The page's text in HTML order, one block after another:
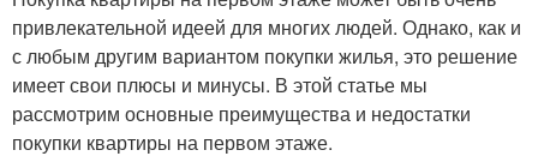
привлекательной идеей для многих людей. Однако, как и
с любым другим вариантом покупки жилья, это решение
имеет свои плюсы и минусы. В этой статье мы
рассмотрим основные преимущества и недостатки
покупки квартиры на первом этаже.